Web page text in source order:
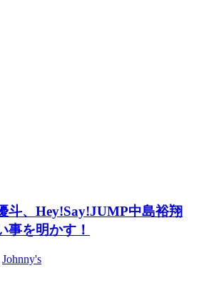
斗、Hey!Say!JUMP中島裕翔
事を明かす！
Johnny's